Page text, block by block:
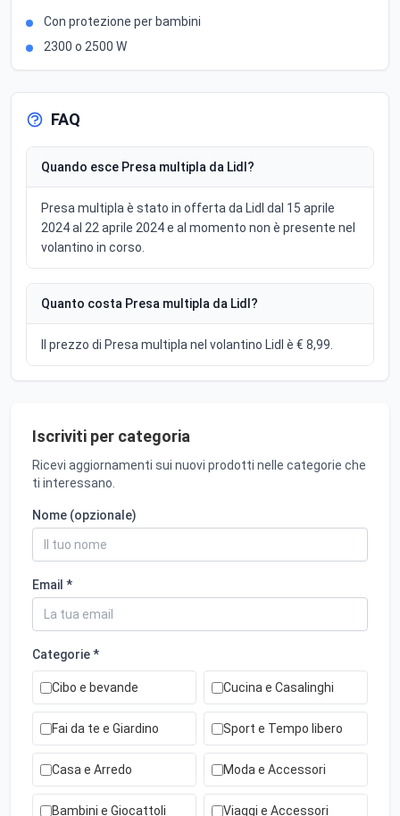
Con protezione per bambini
2300 o 2500 W
FAQ
Quando esce Presa multipla da Lidl?
Presa multipla è stato in offerta da Lidl dal 15 aprile
2024 al 22 aprile 2024 e al momento non è presente nel
volantino in corso.
Quanto costa Presa multipla da Lidl?
Il prezzo di Presa multipla nel volantino Lidl è € 8,99.
Iscriviti per categoria
Ricevi aggiornamenti sui nuovi prodotti nelle categorie che
ti interessano.
Nome (opzionale)
Email *
Categorie *
Cibo e bevande Cucina e Casalinghi
Fai da te e Giardino Sport e Tempo libero
Casa e Arredo Moda e Accessori
Bambini e Giocattoli Viaggi e Accessori